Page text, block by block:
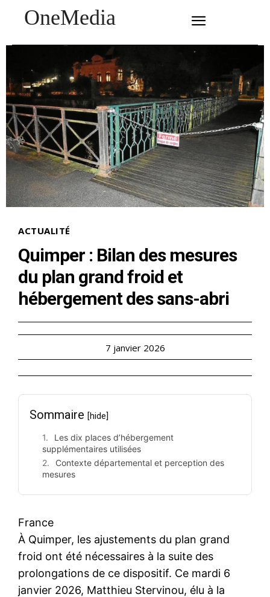
OneMedia
ACTUALITÉ
Quimper : Bilan des mesures
du plan grand froid et
hébergement des sans-abri
7 janvier 2026
Sommaire [hide]
Les dix places d’hébergement
supplémentaires utilisées
Contexte départemental et perception des
mesures
France
À Quimper, les ajustements du plan grand
froid ont été nécessaires à la suite des
prolongations de ce dispositif. Ce mardi 6
janvier 2026, Matthieu Stervinou, élu à la